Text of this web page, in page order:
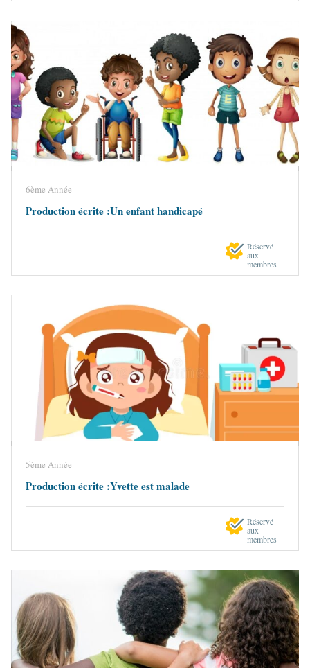
6ème Année
Production écrite :Un enfant handicapé
Réservé
aux
membres
5ème Année
Production écrite :Yvette est malade
Réservé
aux
membres